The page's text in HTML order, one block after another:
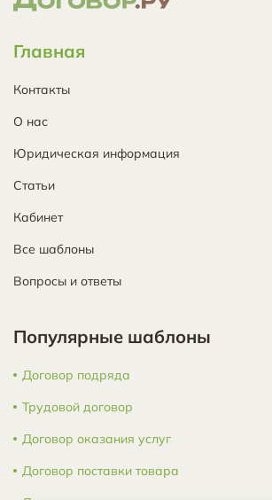
Главная
Контакты
О нас
Юридическая информация
Статьи
Кабинет
Все шаблоны
Вопросы и ответы
Популярные шаблоны
Договор подряда
Трудовой договор
Договор оказания услуг
Договор поставки товара